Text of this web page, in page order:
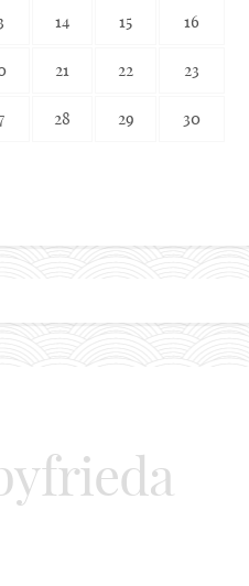
14 15 16
21 22 23
28 29 30